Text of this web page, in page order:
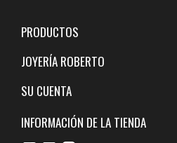
PRODUCTOS
JOYERÍA ROBERTO
SU CUENTA
INFORMACIÓN DE LA TIENDA